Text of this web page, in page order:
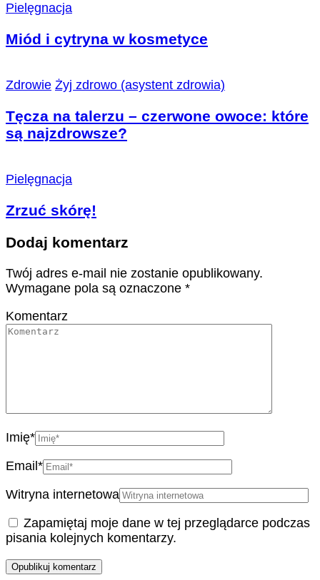
Pielęgnacja
Miód i cytryna w kosmetyce
Zdrowie Żyj zdrowo (asystent zdrowia)
Tęcza na talerzu – czerwone owoce: które
są najzdrowsze?
Pielęgnacja
Zrzuć skórę!
Dodaj komentarz
Twój adres e-mail nie zostanie opublikowany.
Wymagane pola są oznaczone *
Komentarz
Imię*
Email *
Witryna internetowa
Zapamiętaj moje dane w tej przeglądarce podczas
pisania kolejnych komentarzy.